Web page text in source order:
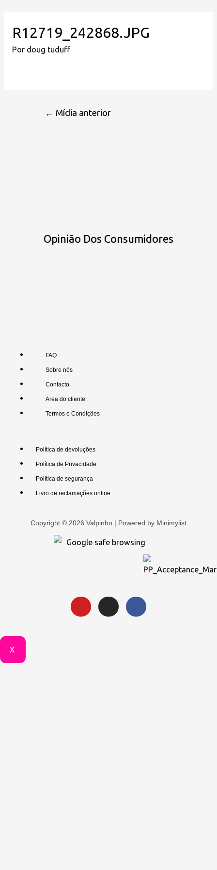
R12719_242868.JPG
Por doug tuduff
← Mídia anterior
Opinião Dos Consumidores
FAQ
Sobre nós
Contacto
Area do cliente
Termos e Condições
Política de devoluções
Política de Privacidade
Política de segurança
Livro de reclamações online
Copyright © 2026 Valpinho | Powered by Minimylist
X